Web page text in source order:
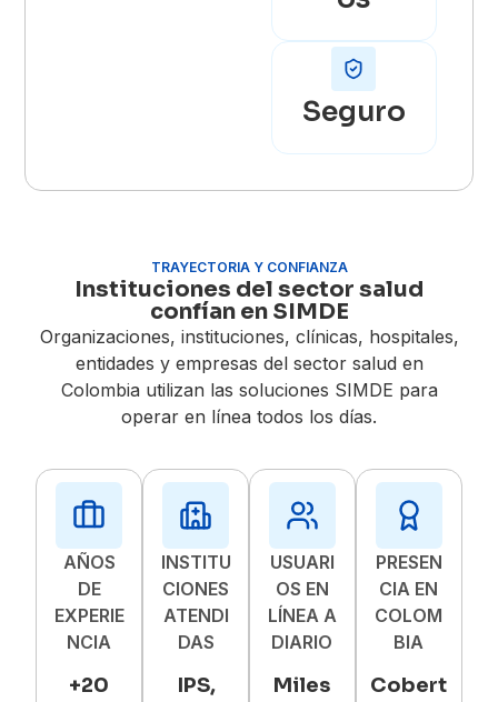
Seguro
TRAYECTORIA Y CONFIANZA
Instituciones del sector salud
confían en SIMDE
Organizaciones, instituciones, clínicas, hospitales,
entidades y empresas del sector salud en
Colombia utilizan las soluciones SIMDE para
operar en línea todos los días.
AÑOS
DE
EXPERIE
NCIA
+20
INSTITU
CIONES
ATENDI
DAS
IPS,
USUARI
OS EN
LÍNEA A
DIARIO
Miles
PRESEN
CIA EN
COLOM
BIA
Cobert